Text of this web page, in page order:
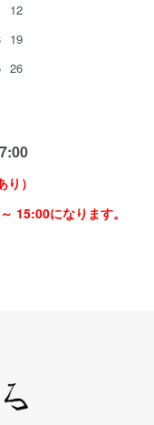
12
19
26
）
15:00になります。